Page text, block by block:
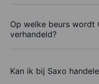
Op welke beurs wordt
verhandeld?
Kan ik bij Saxo